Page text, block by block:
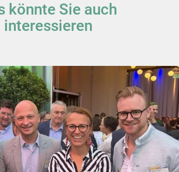
könnte Sie auch
interessieren